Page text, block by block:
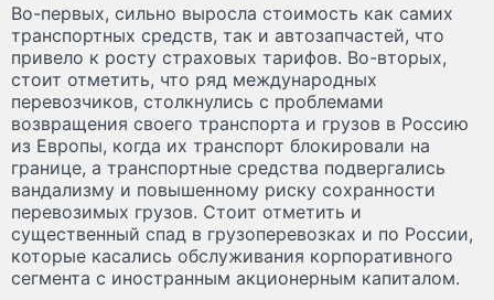
Во-первых, сильно выросла стоимость как самих
транспортных средств, так и автозапчастей, что
привело к росту страховых тарифов. Во-вторых,
стоит отметить, что ряд международных
перевозчиков, столкнулись с проблемами
возвращения своего транспорта и грузов в Россию
из Европы, когда их транспорт блокировали на
границе, а транспортные средства подвергались
вандализму и повышенному риску сохранности
перевозимых грузов. Стоит отметить и
существенный спад в грузоперевозках и по России,
которые касались обслуживания корпоративного
сегмента с иностранным акционерным капиталом.